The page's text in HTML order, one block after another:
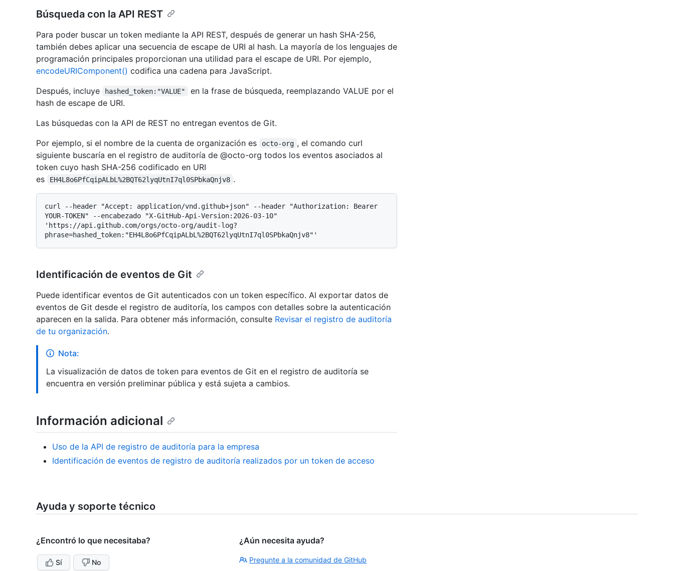
Búsqueda con la API REST
Para poder buscar un token mediante la API REST, después de generar un hash SHA-256,
también debes aplicar una secuencia de escape de URI al hash. La mayoría de los lenguajes de
programación principales proporcionan una utilidad para el escape de URI. Por ejemplo,
encodeURIComponent() codifica una cadena para JavaScript.
Después, incluye
hashed_token:"VALUE"
en la frase de búsqueda, reemplazando VALUE por el
hash de escape de URI.
Las búsquedas con la API de REST no entregan eventos de Git.
Por ejemplo, si el nombre de la cuenta de organización es
octo-org , el comando curl
siguiente buscaría en el registro de auditoría de @octo-org todos los eventos asociados al
token cuyo hash SHA-256 codificado en URI
es
EH4L8o6PfCqipALbL%2BQT62lyqUtnI7ql0SPbkaQnjv8 .
curl --header "Accept: application/vnd.github+json" --header "Authorization: Bearer
YOUR-TOKEN" --encabezado "X-GitHub-Api-Version:2026-03-10"
'https://api.github.com/orgs/octo-org/audit-log?
Identificación de eventos de Git
Puede identificar eventos de Git autenticados con un token específico. Al exportar datos de
eventos de Git desde el registro de auditoría, los campos con detalles sobre la autenticación
aparecen en la salida. Para obtener más información, consulte Revisar el registro de auditoría
de tu organización.
Nota:
La visualización de datos de token para eventos de Git en el registro de auditoría se
encuentra en versión preliminar pública y está sujeta a cambios.
Información adicional
Uso de la API de registro de auditoría para la empresa
Identificación de eventos de registro de auditoría realizados por un token de acceso
Ayuda y soporte técnico
¿Encontró lo que necesitaba?
Sí No
¿Aún necesita ayuda?
Pregunte a la comunidad de GitHub